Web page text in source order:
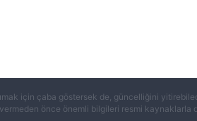
için çaba göstersek de, güncelliğini
önce önemli bilgileri resmi kaynaklarla